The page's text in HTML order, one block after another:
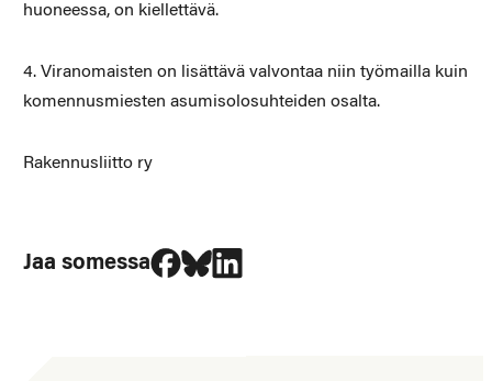
huoneessa, on kiellettävä.
4. Viranomaisten on lisättävä valvontaa niin työmailla kuin
komennusmiesten asumisolosuhteiden osalta.
Rakennusliitto ry
Jaa somessa
Jaa Facebookissa
Jaa Blueskyssa
Jaa LinkedIn:ssä